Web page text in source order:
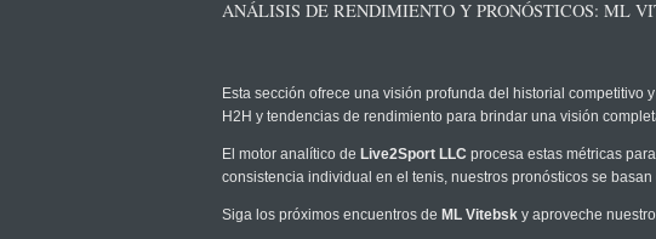
ANÁLISIS DE RENDIMIENTO Y PRONÓSTICOS: ML
Esta sección ofrece una visión profunda del historial competitivo
H2H y tendencias de rendimiento para brindar una visión
El motor analítico de Live2Sport LLC procesa estas métricas
consistencia individual en el tenis, nuestros pronósticos se
Siga los próximos encuentros de ML Vitebsk y aproveche